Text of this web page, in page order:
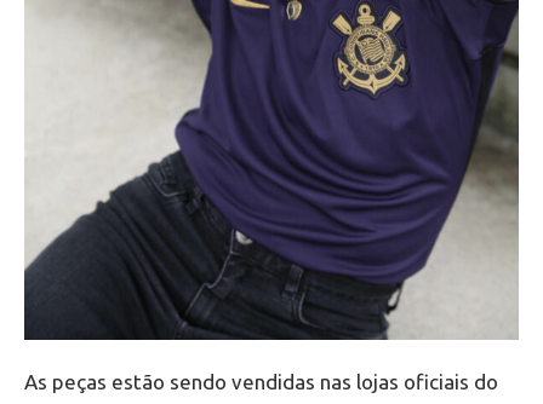
As peças estão sendo vendidas nas lojas oficiais do